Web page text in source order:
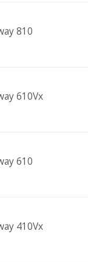
810
610Vx
610
410Vx